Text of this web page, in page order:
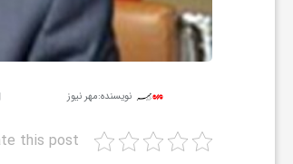
نویسنده:مهر نیوز
this post